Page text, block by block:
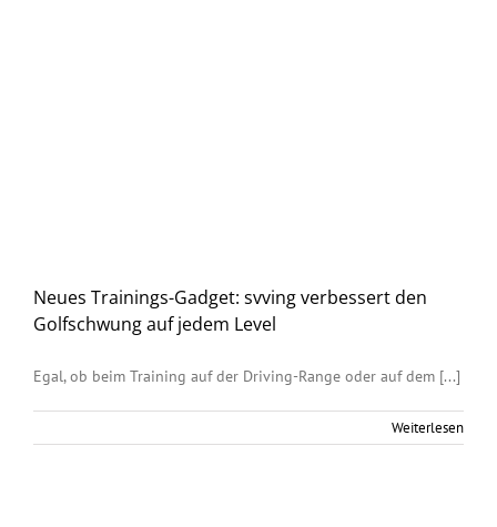
Neues Trainings-Gadget: svving verbessert den
Golfschwung auf jedem Level
Egal, ob beim Training auf der Driving-Range oder auf dem [...]
Weiterlesen